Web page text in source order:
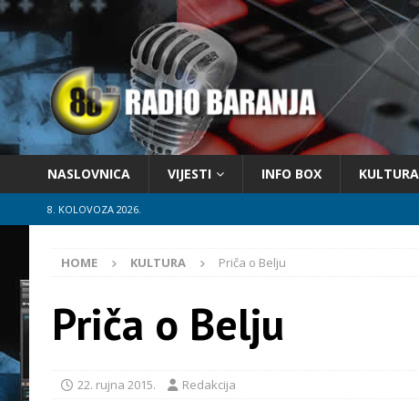
NASLOVNICA VIJESTI INFO BOX KULTURA
8. KOLOVOZA 2026.
HOME KULTURA Priča o Belju
Priča o Belju
22. rujna 2015. Redakcija